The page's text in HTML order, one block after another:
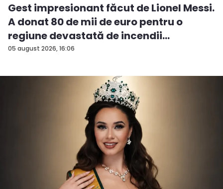
05 august 2026, 16:06
Gest impresionant făcut de Lionel Messi.
A donat 80 de mii de euro pentru o
regiune devastată de incendii